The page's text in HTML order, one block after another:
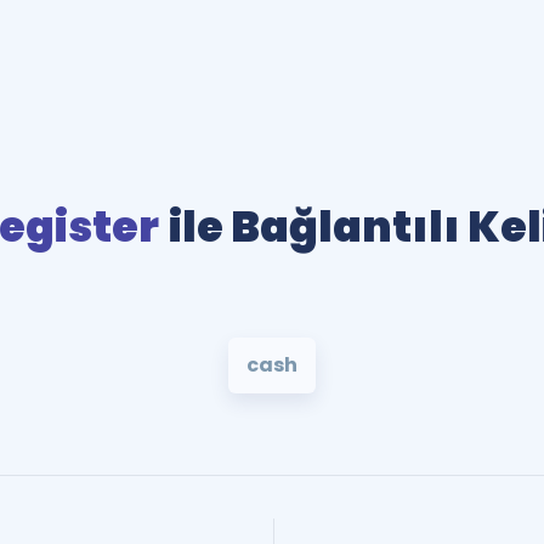
ile Bağlantılı
cash